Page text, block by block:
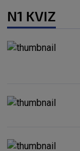
N1 KVIZ